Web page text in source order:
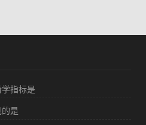
指标是
是